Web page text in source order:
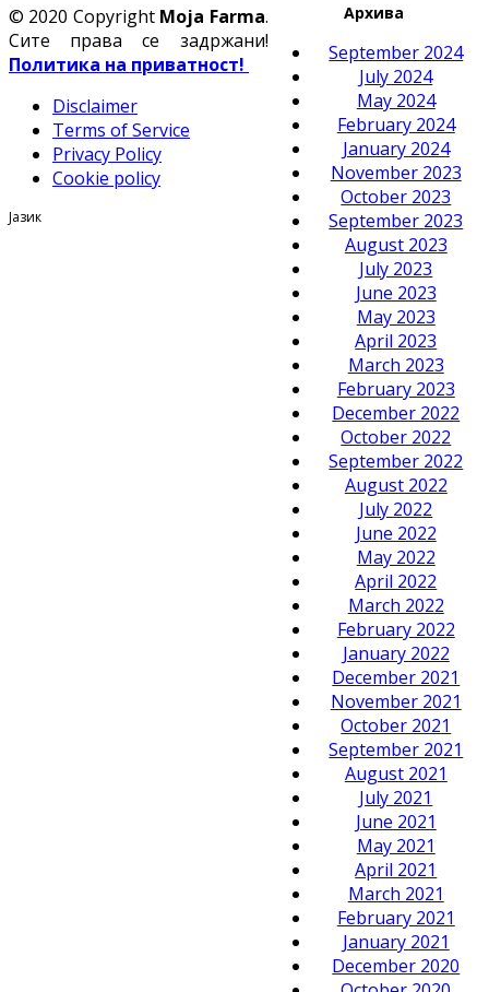
Архива
September 2024
July 2024
May 2024
February 2024
January 2024
November 2023
October 2023
September 2023
August 2023
July 2023
June 2023
May 2023
April 2023
March 2023
February 2023
December 2022
October 2022
September 2022
August 2022
July 2022
June 2022
May 2022
April 2022
March 2022
February 2022
January 2022
December 2021
November 2021
October 2021
September 2021
August 2021
July 2021
June 2021
May 2021
April 2021
March 2021
February 2021
January 2021
December 2020
© 2020 Copyright Moja Farma.
Сите права се задржани!
Политика на приватност!
Disclaimer
Terms of Service
Privacy Policy
Cookie policy
Јазик